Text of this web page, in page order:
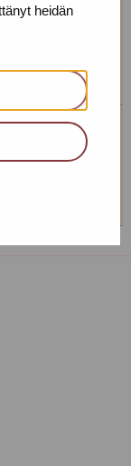
heidän
also meet